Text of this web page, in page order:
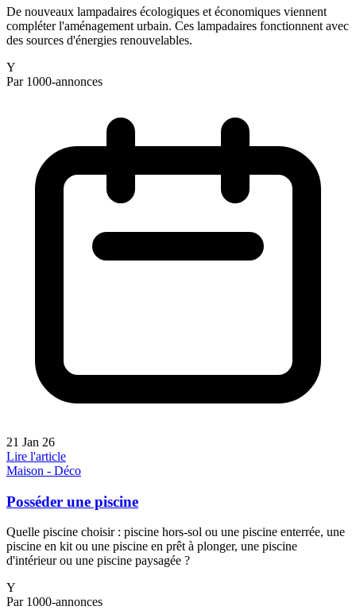
De nouveaux lampadaires écologiques et économiques viennent
compléter l'aménagement urbain. Ces lampadaires fonctionnent avec
des sources d'énergies renouvelables.
Y
Par 1000-annonces
21 Jan 26
Lire l'article
Maison - Déco
Posséder une piscine
Quelle piscine choisir : piscine hors-sol ou une piscine enterrée, une
piscine en kit ou une piscine en prêt à plonger, une piscine
d'intérieur ou une piscine paysagée ?
Y
Par 1000-annonces